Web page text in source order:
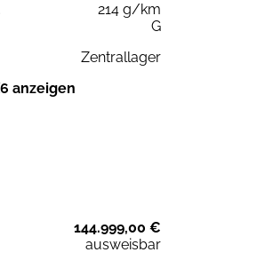
214 g/km
G
Zentrallager
anzeigen
144.999,00 €
ausweisbar